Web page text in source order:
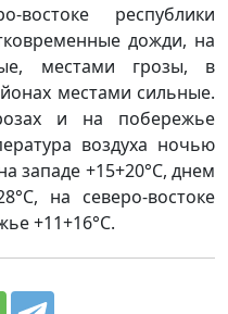
востоке республики
дожди, на
местами грозы, в
местами сильные.
и на побережье
воздуха ночью
западе +15+20°С, днем
на северо-востоке
+11+16°С.